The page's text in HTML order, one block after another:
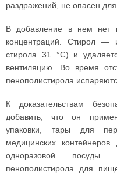
раздражений, не опасен
В добавление в нем нет
концентраций. Стирол —
стирола 31 °C) и
вентиляцию. Во время
пенополистирола
К доказательствам
добавить, что он
упаковки, тары для
медицинских
одноразовой посуды.
пенополистирола для